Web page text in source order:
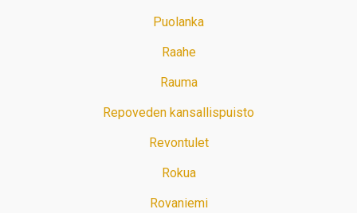
Puolanka
Raahe
Rauma
Repoveden kansallispuisto
Revontulet
Rokua
Rovaniemi